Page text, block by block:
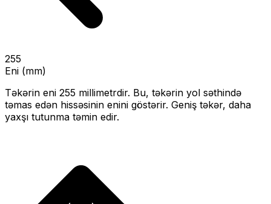
255
Eni (mm)
Təkərin eni 255 millimetrdir. Bu, təkərin yol səthində
təmas edən hissəsinin enini göstərir. Geniş təkər, daha
yaxşı tutunma təmin edir.